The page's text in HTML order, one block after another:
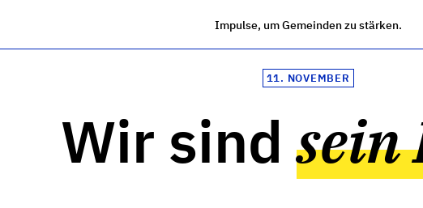
Impulse, um Gemeinden zu stärken.
11. NOVEMBER
Wir sindsein